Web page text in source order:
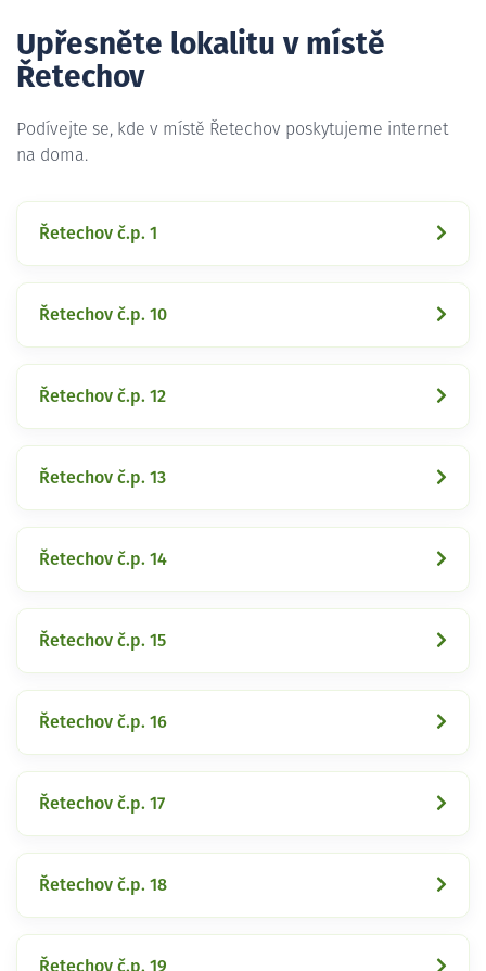
Upřesněte lokalitu v místě
Řetechov
Podívejte se, kde v místě Řetechov poskytujeme internet
na doma.
Řetechov č.p. 1
Řetechov č.p. 10
Řetechov č.p. 12
Řetechov č.p. 13
Řetechov č.p. 14
Řetechov č.p. 15
Řetechov č.p. 16
Řetechov č.p. 17
Řetechov č.p. 18
Řetechov č.p. 19